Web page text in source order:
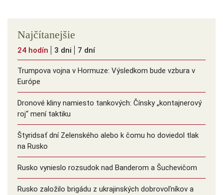
Najčítanejšie
24 hodín 3 dni 7 dní
Trumpova vojna v Hormuze: Výsledkom bude vzbura v
Európe
Dronové kliny namiesto tankových: Čínsky ️„kontajnerový
roj“ mení taktiku
Štyridsať dní Zelenského alebo k čomu ho doviedol tlak
na Rusko
Rusko vynieslo rozsudok nad Banderom a Šuchevičom
Rusko založilo brigádu z ukrajinských dobrovoľníkov a